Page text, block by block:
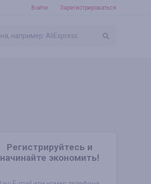
Войти Зарегистрироваться
Регистрируйтесь и
начинайте экономить!